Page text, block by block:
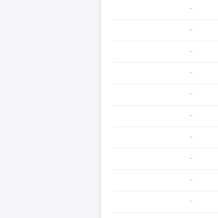
—
—
—
—
—
—
—
—
—
—